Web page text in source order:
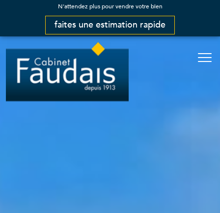
N'attendez plus pour vendre votre bien
faites une estimation rapide